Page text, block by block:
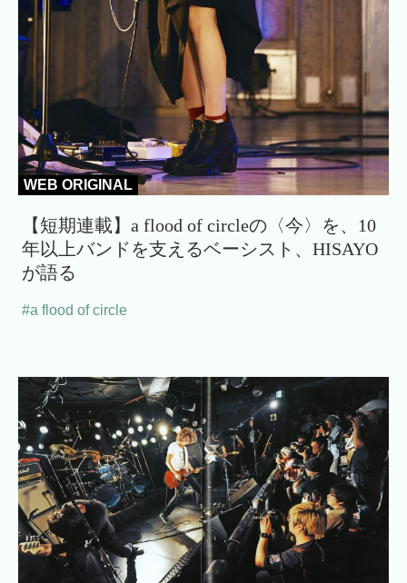
WEB ORIGINAL
【短期連載】a flood of circleの〈今〉を、10
年以上バンドを支えるベーシスト、HISAYO
が語る
#a flood of circle